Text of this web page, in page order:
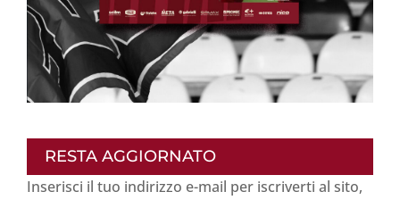
RESTA AGGIORNATO
Inserisci il tuo indirizzo e-mail per iscriverti al sito,